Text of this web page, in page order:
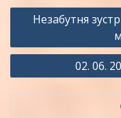
Навігація
Незабутня
02. 06.